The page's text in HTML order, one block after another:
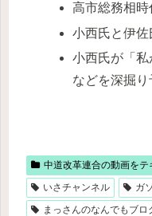
高市総務相時
小西氏と伊
小西氏が「
などを深掘り
中道改革連合の動画をテ
いさチャンネル
ガ
まっさんのなんでもブロ